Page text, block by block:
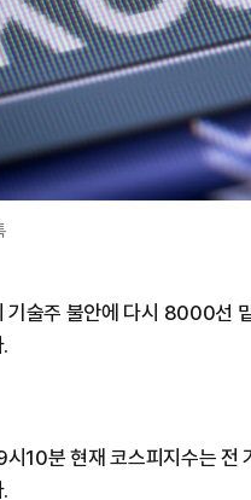
기술주 불안에 다시 8000선
시10분 현재 코스피지수는